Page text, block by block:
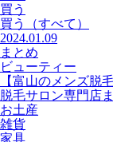
買う
買う
（すべて）
2024.01.09
まとめ
ビューティー
【富山のメンズ脱
脱毛サロン専門店
お土産
雑貨
家具